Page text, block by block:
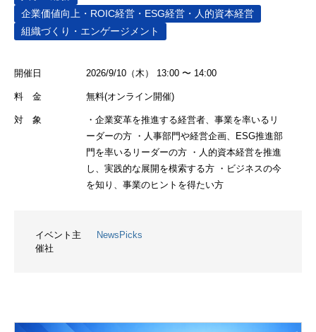
企業価値向上・ROIC経営・ESG経営・人的資本経営
組織づくり・エンゲージメント
開催日 2026/9/10（木） 13:00 〜 14:00
料 金 無料(オンライン開催)
対 象
・企業変革を推進する経営者、事業を率いるリ
ーダーの方 ・人事部門や経営企画、ESG推進部
門を率いるリーダーの方 ・人的資本経営を推進
し、実践的な展開を模索する方 ・ビジネスの今
を知り、事業のヒントを得たい方
イベント主
催社
NewsPicks